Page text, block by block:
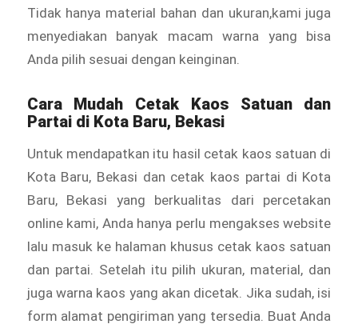
Tidak hanya material bahan dan ukuran,kami juga
menyediakan banyak macam warna yang bisa
Anda pilih sesuai dengan keinginan.
Cara Mudah Cetak Kaos Satuan dan
Partai di Kota Baru, Bekasi
Untuk mendapatkan itu hasil cetak kaos satuan di
Kota Baru, Bekasi dan cetak kaos partai di Kota
Baru, Bekasi yang berkualitas dari percetakan
online kami, Anda hanya perlu mengakses website
lalu masuk ke halaman khusus cetak kaos satuan
dan partai. Setelah itu pilih ukuran, material, dan
juga warna kaos yang akan dicetak. Jika sudah, isi
form alamat pengiriman yang tersedia. Buat Anda